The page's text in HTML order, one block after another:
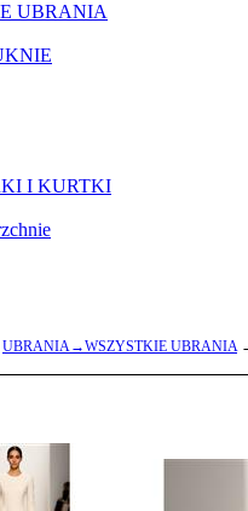
UBRANIA
I KURTKI
UBRANIA→WSZYSTKIE UBRANIA→